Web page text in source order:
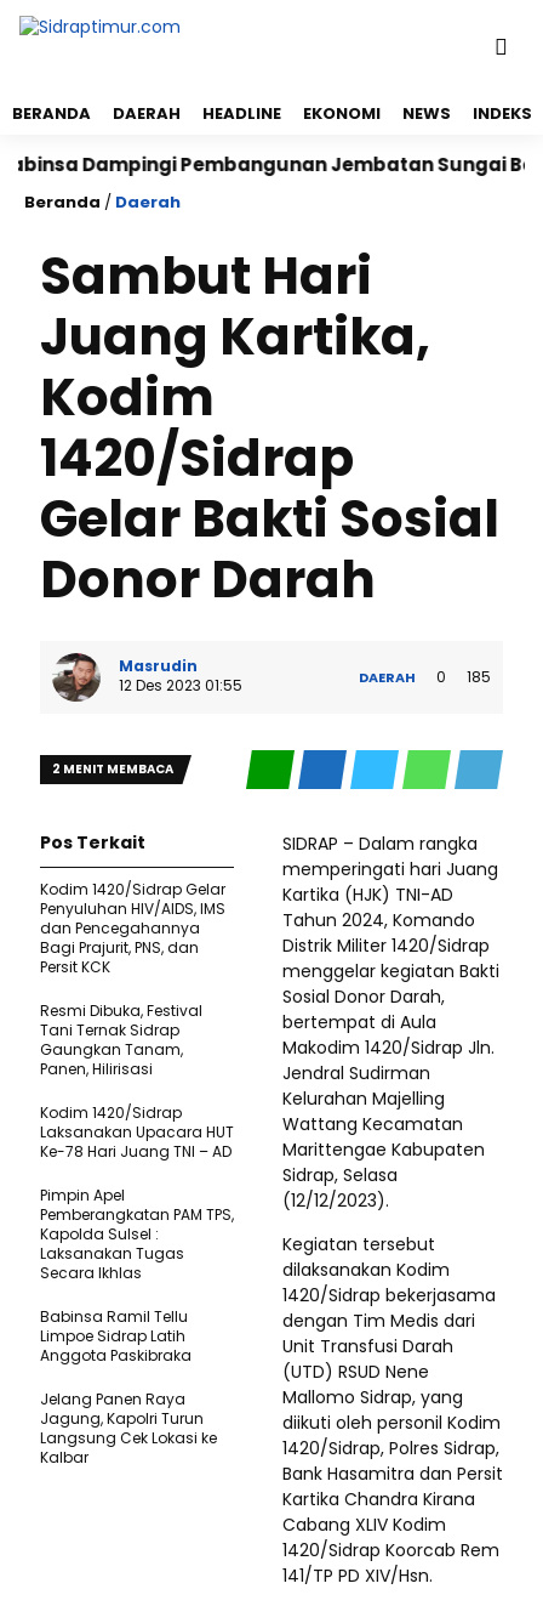
BERANDA DAERAH HEADLINE EKONOMI NEWS INDEKS
Dampingi Pembangunan Jembatan Sungai
Beranda / Daerah
Sambut Hari
Juang Kartika,
Kodim
1420/Sidrap
Gelar Bakti Sosial
Donor Darah
Masrudin
12 Des 2023 01:55
DAERAH 0 185
2 MENIT MEMBACA
SIDRAP – Dalam rangka
memperingati hari Juang
Kartika (HJK) TNI-AD
Tahun 2024, Komando
Distrik Militer 1420/Sidrap
menggelar kegiatan Bakti
Sosial Donor Darah,
bertempat di Aula
Makodim 1420/Sidrap Jln.
Jendral Sudirman
Kelurahan Majelling
Wattang Kecamatan
Marittengae Kabupaten
Sidrap, Selasa
(12/12/2023).
Kegiatan tersebut
dilaksanakan Kodim
1420/Sidrap bekerjasama
dengan Tim Medis dari
Unit Transfusi Darah
(UTD) RSUD Nene
Mallomo Sidrap, yang
diikuti oleh personil Kodim
1420/Sidrap, Polres Sidrap,
Bank Hasamitra dan Persit
Kartika Chandra Kirana
Cabang XLIV Kodim
1420/Sidrap Koorcab Rem
141/TP PD XIV/Hsn.
Pos Terkait
Kodim 1420/Sidrap Gelar
Penyuluhan HIV/AIDS, IMS
dan Pencegahannya
Bagi Prajurit, PNS, dan
Persit KCK
Resmi Dibuka, Festival
Tani Ternak Sidrap
Gaungkan Tanam,
Panen, Hilirisasi
Kodim 1420/Sidrap
Laksanakan Upacara HUT
Ke-78 Hari Juang TNI – AD
Pimpin Apel
Pemberangkatan PAM TPS,
Kapolda Sulsel :
Laksanakan Tugas
Secara Ikhlas
Babinsa Ramil Tellu
Limpoe Sidrap Latih
Anggota Paskibraka
Jelang Panen Raya
Jagung, Kapolri Turun
Langsung Cek Lokasi ke
Kalbar